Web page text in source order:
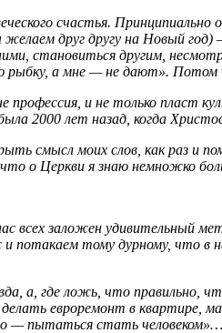
счастья. Принципиально
друг другу на Новый
становиться другим,
рыбку, а мне — не дают». Потом
профессия, и не только пласт
2000 лет назад, когда
смысл моих слов, как раз
о Церкви я знаю немножко
всех заложен удивительный
потакаем тому дурному, что в
а, где ложь, что правильно,
евроремонт в квартире,
— пытаться стать человеком»…